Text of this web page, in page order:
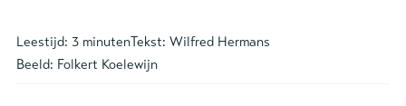
Leestijd: 3 minutenTekst: Wilfred Hermans
Beeld: Folkert Koelewijn